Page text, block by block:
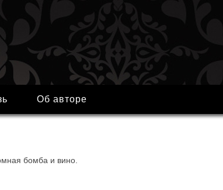
Об авторе
бомба и вино.